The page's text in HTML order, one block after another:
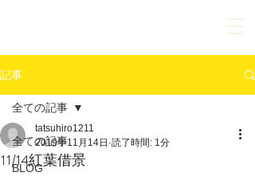
記事
全ての記事
BLOG
全ての記事
11/14紅葉借景
tatsuhiro1211
2019年11月14日 読了時間: 1分